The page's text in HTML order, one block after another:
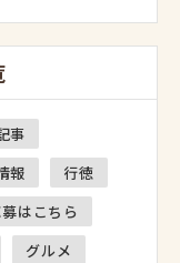
事
報
行徳
はこちら
グルメ